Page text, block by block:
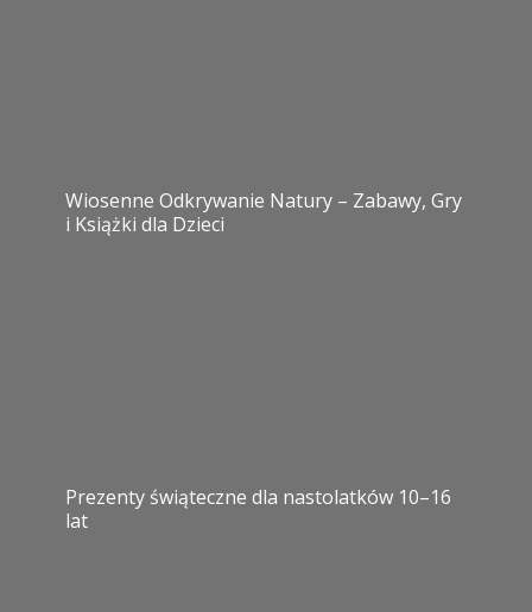
Wiosenne Odkrywanie Natury – Zabawy, Gry
i Książki dla Dzieci
Prezenty świąteczne dla nastolatków 10–16
lat